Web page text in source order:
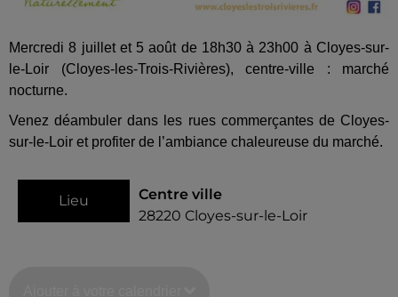
Mercredi 8 juillet et 5 août de 18h30 à 23h00 à Cloyes-sur-
le-Loir (Cloyes-les-Trois-Rivières), centre-ville : marché
nocturne.
Venez déambuler dans les rues commerçantes de Cloyes-
sur-le-Loir et profiter de l’ambiance chaleureuse du marché.
Lieu
Centre ville
28220 Cloyes-sur-le-Loir